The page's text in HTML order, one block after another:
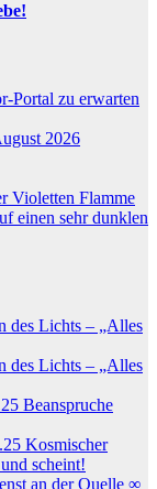
Portal zu erwarten
2026
Violetten Flamme
einen sehr dunklen
des Lichts – „Alles
des Lichts – „Alles
Beanspruche
Kosmischer
scheint!
an der Quelle ∞